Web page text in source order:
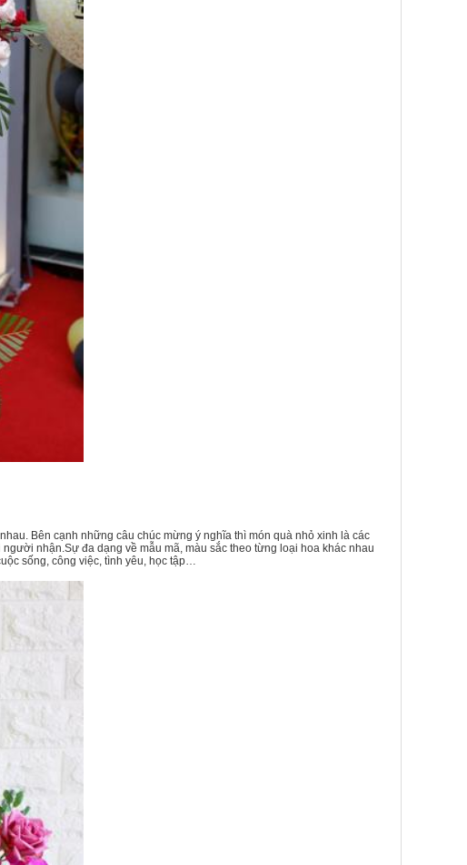
Bên cạnh những câu chúc mừng ý nghĩa thì món quà nhỏ xinh là các
người nhận.Sự đa dạng về mẫu mã, màu sắc theo từng loại hoa khác nhau
sống, công việc, tình yêu, học tập…